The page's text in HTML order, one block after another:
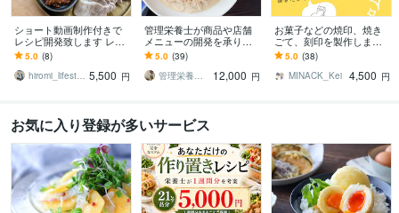
ショート動画制作付きで
レシピ開発致します レシ
ピ開発からご提供レシピ
まで！麹の料理もいたし
ます。
5.0 (8)
hiromi_lifestyle 5,500 円
管理栄養士が商品や店舗
メニューの開発を承りま
す テーマやイメージなど
を一からお聞かせくださ
い
5.0 (39)
管理栄養士 ai mama
12,000 円
お菓子などの焼印、焼き
ごて、刻印を製作します
手作りお菓子をもっと華
やかにしませんか？
5.0 (38)
MINACK_Kei 4,500 円
お気に入り登録が多いサービス